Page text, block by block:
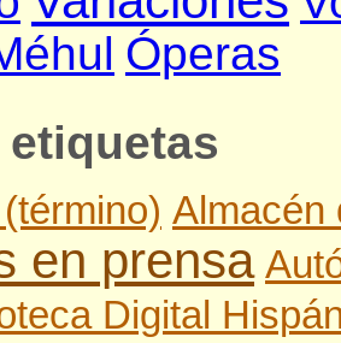
Óperas
etiquetas
Almacén
en prensa
Digital